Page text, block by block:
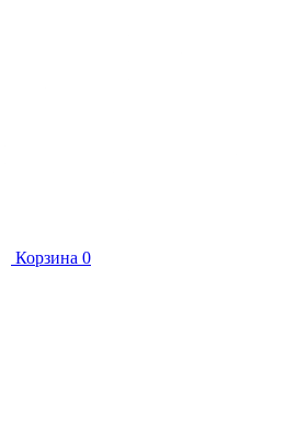
Корзина 0